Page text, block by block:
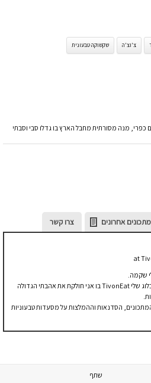
צ'וצ'ה שקשוקה טבעונית
כפרי, מנה מסורתית מחבל הארץ בו גדלו סבי וסבתי
מתכונים אחרונים צרו קשר
שקמה.
אתם מוזמנים לבקר בבלוג שלי TivonEat בו אני חולקת את אהבתי הגדולה
הסדנאות וההמלצות על מסעדות טבעוניות
שתף